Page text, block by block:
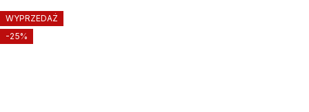
WYPRZEDAŻ
-25%